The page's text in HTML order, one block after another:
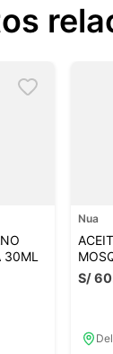
30ML
Nua
S/60